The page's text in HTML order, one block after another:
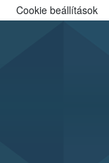
Cookie beállítások